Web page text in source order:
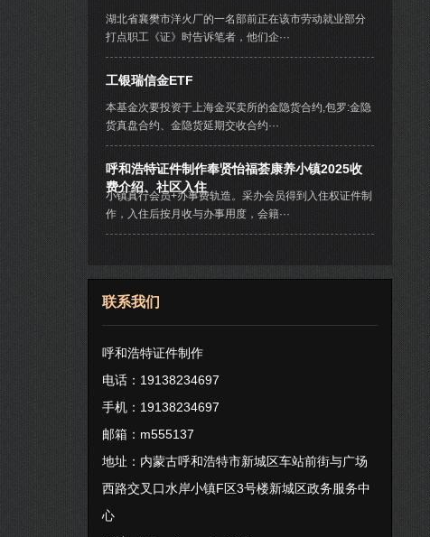
湖北省襄樊市洋火厂的一名部前正在该市劳动就业部分
打点职工《证》时告诉笔者，他们企···
工银瑞信金ETF
本基金次要投资于上海金买卖所的金隐货合约,包罗:金隐
货真盘合约、金隐货延期交收合约···
呼和浩特证件制作奉贤怡福荟康养小镇2025收
费介绍、社区入住
小镇真行会员+办事费轨造。采办会员得到入住权证件制
作，入住后按月收与办事用度，会籍···
联系我们
呼和浩特证件制作
电话：19138234697
手机：19138234697
邮箱：m555137
地址：内蒙古呼和浩特市新城区车站前街与广场
西路交叉口水岸小镇F区3号楼新城区政务服务中
心